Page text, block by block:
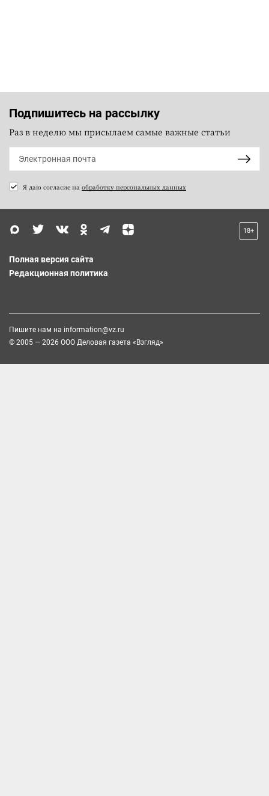
Подпишитесь на рассылку
Раз в неделю мы присылаем самые важные статьи
Я даю согласие на обработку персональных данных
18+
Полная версия сайта
Редакционная политика
Пишите нам на information@vz.ru
© 2005 — 2026 ООО Деловая газета «Взгляд»